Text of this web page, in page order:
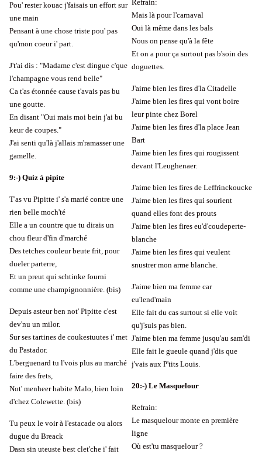
Pou' rester kouac j'faisais un effort sur
une main
Pensant à une chose triste pou' pas
qu'mon coeur i' part.
J't'ai dis : "Madame c'est dingue c'que
l'champagne vous rend belle"
Ca t'as étonnée cause t'avais pas bu
une goutte.
En disant "Oui mais moi bein j'ai bu
keur de coupes."
J'ai senti qu'là j'allais m'ramasser une
gamelle.
9:-) Quiz à pipite
T'as vu Pipitte i' s'a marié contre une
rien belle moch'té
Elle a un countre que tu dirais un
chou fleur d'fin d'marché
Des tetches couleur beute frit, pour
dueler parterre,
Et un preut qui schtinke fourni
comme une champignonnière. (bis)
Depuis asteur ben not' Pipitte c'est
dev'nu un milor.
Sur ses tartines de coukestuutes i' met
du Pastador.
L'berguenard tu l'vois plus au marché
faire des frets,
Not' menheer habite Malo, bien loin
d'chez Colewette. (bis)
Tu peux le voir à l'estacade ou alors
dugue du Breack
Dasn sin uteuste best clet'che i' fait
Refrain:
Mais là pour l'carnaval
Oui là même dans les bals
Nous on pense qu'à la fête
Et on a pour ça surtout pas b'soin des
doguettes.
J'aime bien les fires d'la Citadelle
J'aime bien les fires qui vont boire
leur pinte chez Borel
J'aime bien les fires d'la place Jean
Bart
J'aime bien les fires qui rougissent
devant l'Leughenaer.
J'aime bien les fires de Leffrinckoucke
J'aime bien les fires qui sourient
quand elles font des prouts
J'aime bien les fires eu'd'coudeperte-
blanche
J'aime bien les fires qui veulent
snustrer mon arme blanche.
J'aime bien ma femme car
eu'lend'main
Elle fait du cas surtout si elle voit
qu'j'suis pas bien.
J'aime bien ma femme jusqu'au sam'di
Elle fait le gueule quand j'dis que
j'vais aux P'tits Louis.
20:-) Le Masquelour
Refrain:
Le masquelour monte en première
ligne
Où est'tu masquelour ?